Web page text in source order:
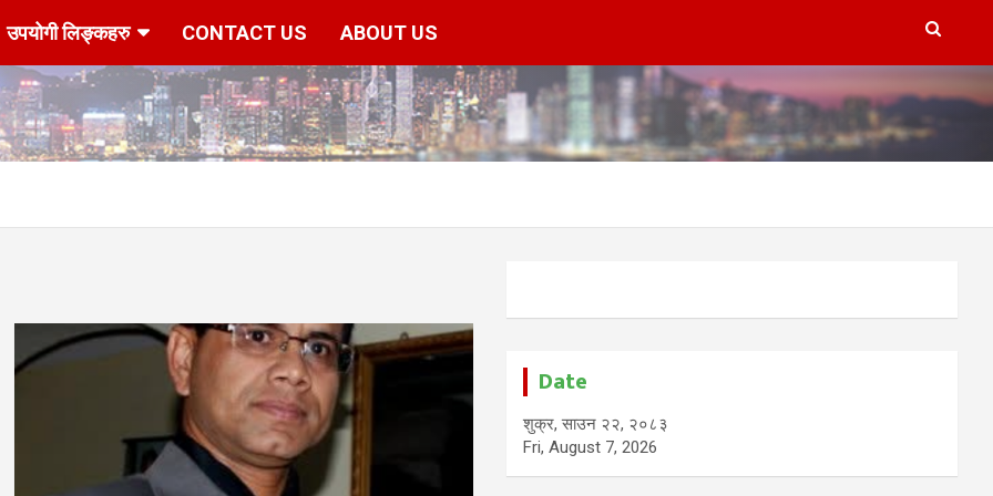
उपयोगी लिङ्कहरु CONTACT US ABOUT US
Date
शुक्र, साउन २२, २०८३
Fri, August 7, 2026